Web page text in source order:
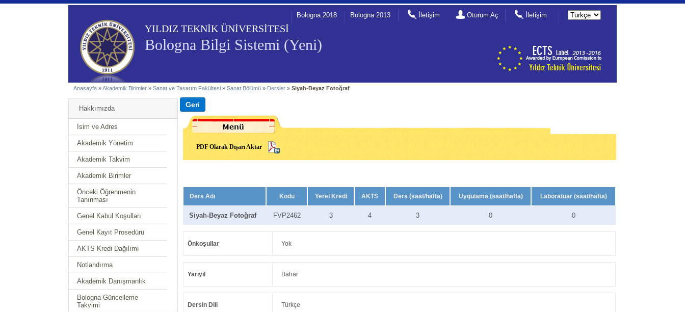
YILDIZ TEKNİK ÜNİVERSİTESİ
Bologna Bilgi Sistemi (Yeni)
Bologna 2018 Bologna 2013 İletişim Oturum Aç İletişim
Anasayfa »Akademik Birimler »Sanat ve Tasarım Fakültesi »Sanat Bölümü » Dersler »Siyah-Beyaz Fotoğraf
Hakkımızda
İsim ve Adres
Akademik Yönetim
Akademik Takvim
Akademik Birimler
Önceki Öğrenmenin
Tanınması
Genel Kabul Koşulları
Genel Kayıt Prosedürü
AKTS Kredi Dağılımı
Notlandırma
Akademik Danışmanlık
Bologna Güncelleme
Takvimi
PDF Olarak Dışarı Aktar
Ders Adı Kodu Yerel Kredi AKTS Ders (saat/hafta) Uygulama (saat/hafta) Laboratuar (saat/hafta)
Siyah-Beyaz Fotoğraf FVP2462 3 4 3 0 0
Önkoşullar Yok
Yarıyıl Bahar
Dersin Dili Türkçe